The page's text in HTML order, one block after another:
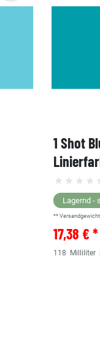
1 Shot
Lagernd -
**
17,38 € *
118 Milliliter